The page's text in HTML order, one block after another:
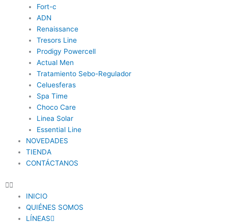
Fort-c
ADN
Renaissance
Tresors Line
Prodigy Powercell
Actual Men
Tratamiento Sebo-Regulador
Celuesferas
Spa Time
Choco Care
Linea Solar
Essential Line
NOVEDADES
TIENDA
CONTÁCTANOS
INICIO
QUIÉNES SOMOS
LÍNEAS